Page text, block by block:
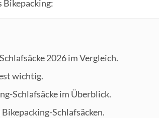
Bikepacking:
2026 im Vergleich.
wichtig.
Schlafsäcke im Überblick.
Schlafsäcken.